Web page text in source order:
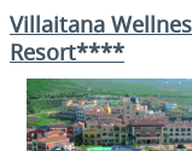
Villaitana
Resort****